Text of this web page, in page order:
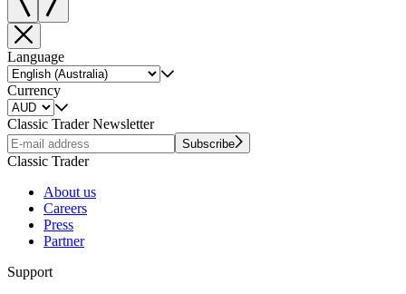
Language
Currency
Classic Trader Newsletter
Subscribe
Classic Trader
About us
Careers
Press
Partner
Support